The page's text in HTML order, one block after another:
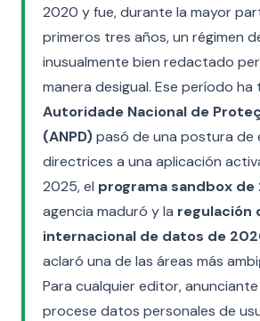
2020 y fue, durante la mayor
primeros tres años, un régimen
inusualmente bien redactado
manera desigual. Ese período ha
Autoridade Nacional de
(ANPD)pasó de una postura de
directrices a una aplicación
2025, el programa sandbox de
agencia maduró y la regulación
internacional de datos de
aclaró una de las áreas más
Para cualquier editor,
procese datos personales de